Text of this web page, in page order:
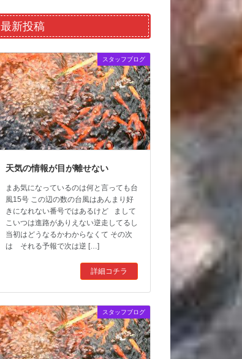
最新投稿
スタッフブログ
天気の情報が目が離せない
まあ気になっているのは何と言っても台
風15号 この辺の数の台風はあんまり好
きになれない番号ではあるけど まして
こいつは進路がありえない逆走してるし
当初はどうなるかわからなくて その次
は それる予報で次は逆 […]
詳細コチラ
スタッフブログ